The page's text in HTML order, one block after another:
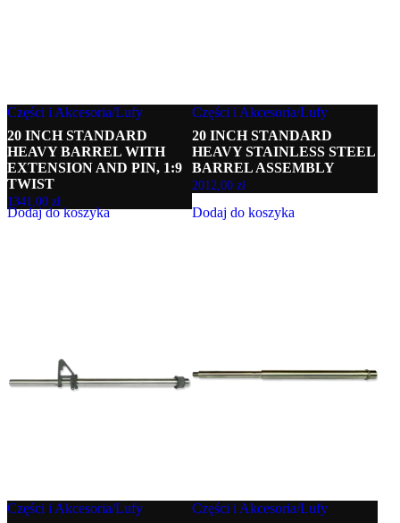
Części i Akcesoria/Lufy
20 INCH STANDARD
HEAVY BARREL WITH
EXTENSION AND PIN, 1:9
TWIST
1341,00 zł
Dodaj do koszyka
Części i Akcesoria/Lufy
20 INCH STANDARD
HEAVY STAINLESS STEEL
BARREL ASSEMBLY
2012,00zł
Dodaj do koszyka
Części i Akcesoria/Lufy
Części i Akcesoria/Lufy